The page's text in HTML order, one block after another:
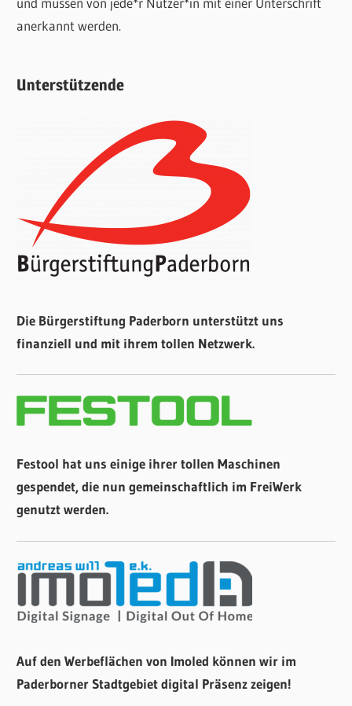
anerkannt werden.
Unterstützende
Die Bürgerstiftung Paderborn unterstützt uns
finanziell und mit ihrem tollen Netzwerk.
Festool hat uns einige ihrer tollen Maschinen
gespendet, die nun gemeinschaftlich im FreiWerk
genutzt werden.
Auf den Werbeflächen von Imoled können wir im
Paderborner Stadtgebiet digital Präsenz zeigen!